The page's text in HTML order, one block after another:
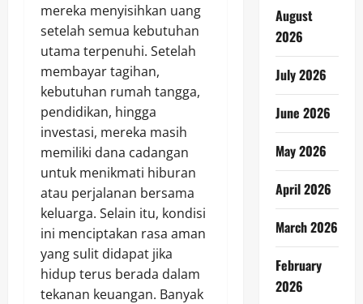
mereka menyisihkan uang
setelah semua kebutuhan
utama terpenuhi. Setelah
membayar tagihan,
kebutuhan rumah tangga,
pendidikan, hingga
investasi, mereka masih
memiliki dana cadangan
untuk menikmati hiburan
atau perjalanan bersama
keluarga. Selain itu, kondisi
ini menciptakan rasa aman
yang sulit didapat jika
hidup terus berada dalam
tekanan keuangan. Banyak
August
2026
July 2026
June 2026
May 2026
April 2026
March 2026
February
2026